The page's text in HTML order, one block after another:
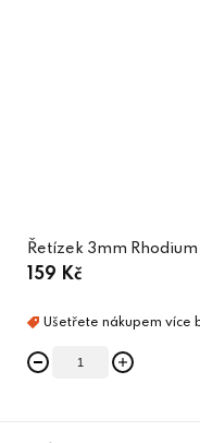
Řetízek 3mm Rhodium
159 Kč